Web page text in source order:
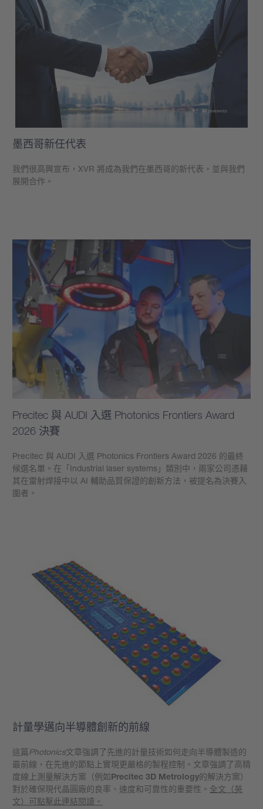
墨西哥新任代表
我們很高興宣布，XVR 將成為我們在墨西哥的新代表，並與我們
展開合作。
Precitec 與 AUDI 入選 Photonics Frontiers Award
2026 決賽
Precitec 與 AUDI 入選 Photonics Frontiers Award 2026 的最終
候選名單。在「Industrial laser systems」類別中，兩家公司憑藉
其在雷射焊接中以 AI 輔助品質保證的創新方法，被提名為決賽入
圍者。
計量學邁向半導體創新的前線
這篇Photonics文章強調了先進的計量技術如何走向半導體製造的
最前線，在先進的節點上實現更嚴格的製程控制。文章強調了高精
度線上測量解決方案（例如Precitec 3D Metrology的解決方案）
對於確保現代晶圓廠的良率、速度和可靠性的重要性。 全文（英
文）可點擊此連結閱讀。